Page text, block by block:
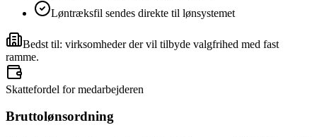
Løntræksfil sendes direkte til lønsystemet
Bedst til: virksomheder der vil tilbyde valgfrihed med fast
ramme.
Skattefordel for medarbejderen
Bruttolønsordning